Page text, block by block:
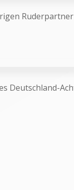
Deutschland-